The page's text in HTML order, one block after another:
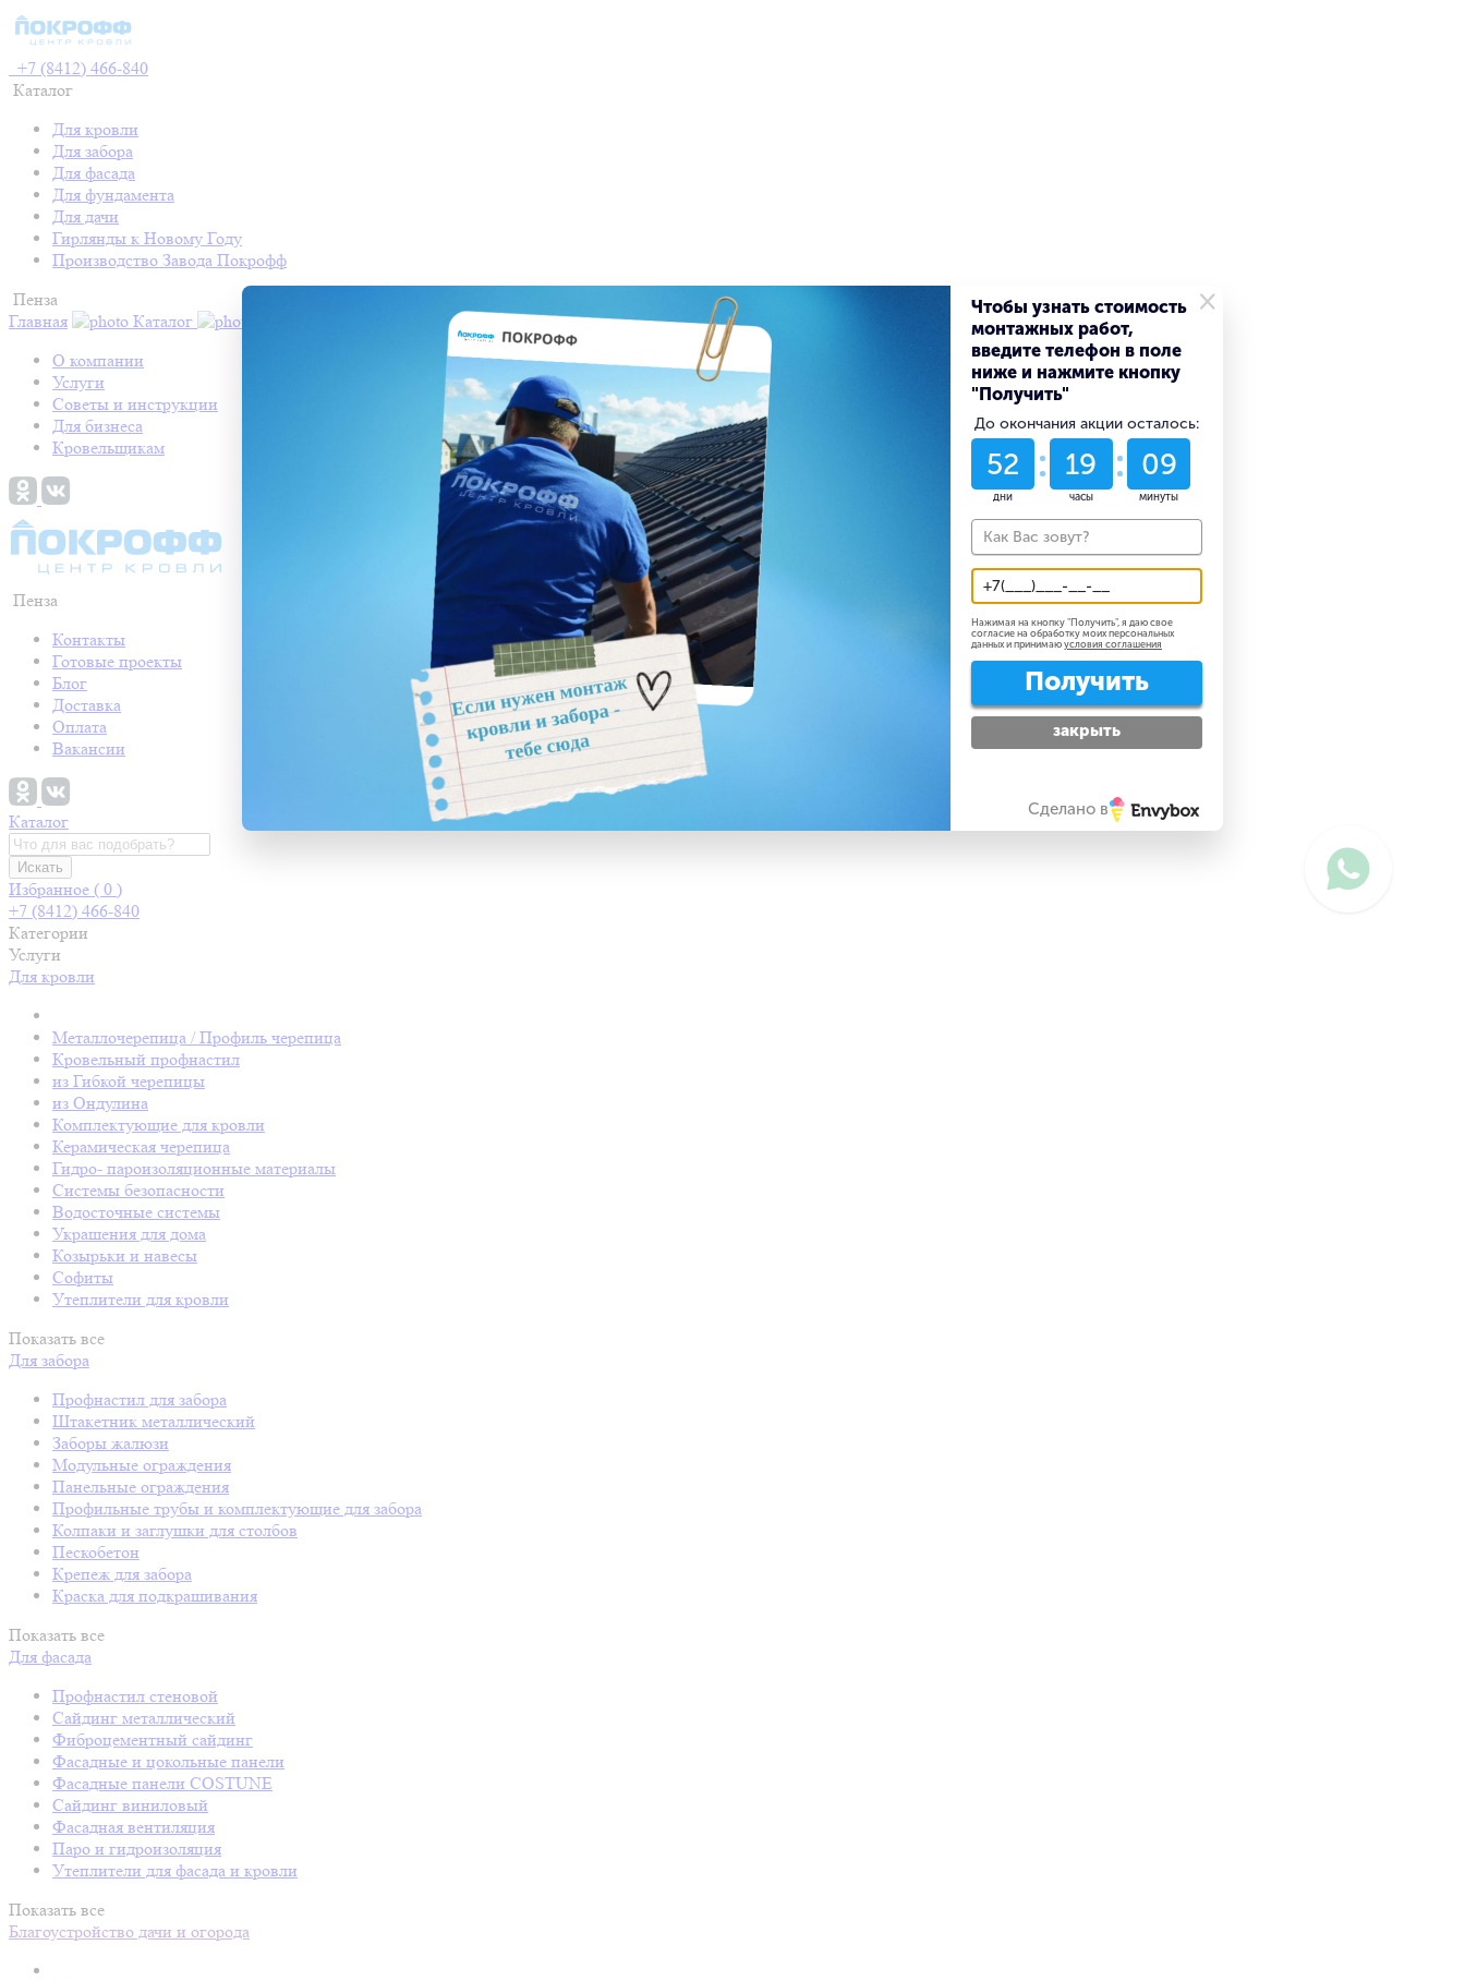
+7 (8412) 466-840
Каталог
Для кровли
Для забора
Для фасада
Для фундамента
Для дачи
Гирлянды к Новому Году
Производство Завода Покрофф
Пенза
Главная
Каталог Готовые проекты Блог Доставка Оплата Вакансии
О компании
Услуги
Советы и инструкции
Для бизнеса
Кровельщикам
Пенза
Контакты
Готовые проекты
Блог
Доставка
Оплата
Вакансии
Каталог
Искать
Избранное ( 0 )
+7 (8412) 466-840
Категории
Услуги
Для кровли
Металлочерепица / Профиль черепица
Кровельный профнастил
из Гибкой черепицы
из Ондулина
Комплектующие для кровли
Керамическая черепица
Гидро- пароизоляционные материалы
Системы безопасности
Водосточные системы
Украшения для дома
Козырьки и навесы
Софиты
Утеплители для кровли
Показать все
Для забора
Профнастил для забора
Штакетник металлический
Заборы жалюзи
Модульные ограждения
Панельные ограждения
Профильные трубы и комплектующие для забора
Колпаки и заглушки для столбов
Пескобетон
Крепеж для забора
Краска для подкрашивания
Показать все
Для фасада
Профнастил стеновой
Сайдинг металлический
Фиброцементный сайдинг
Фасадные и цокольные панели
Фасадные панели COSTUNE
Сайдинг виниловый
Фасадная вентиляция
Паро и гидроизоляция
Утеплители для фасада и кровли
Показать все
Благоустройство дачи и огорода
×
Чтобы узнать стоимость
монтажных работ,
введите телефон в поле
ниже и нажмите кнопку
"Получить"
До окончания акции осталось:
52
дни
19
часы
09
минуты
Нажимая на кнопку "Получить", я даю свое
согласие на обработку моих персональных
данных и принимаю условия соглашения
Получить
закрыть
Сделано в